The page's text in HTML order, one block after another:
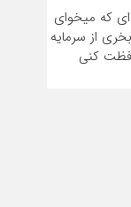
ای که میخوای
از سرمایه
کنی